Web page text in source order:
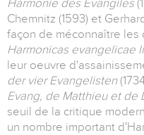
Harmonie des Evangiles
Chemnitz (1593) et
façon de méconnaître
Harmonicas evangelicae
leur oeuvre
der vier Evangelisten
Evang, de Matthieu et de
seuil de la critique
un nombre important